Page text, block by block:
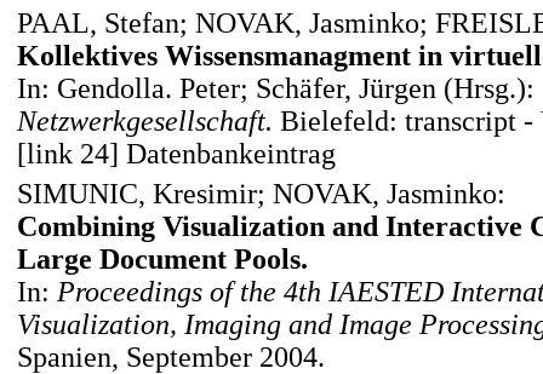
PAAL, Stefan; NOVAK, Jasminko;
Kollektives Wissensmanagment in
In: Gendolla. Peter; Schäfer, Jürgen (Hrsg.):
Netzwerkgesellschaft. Bielefeld: transcript -
[link 24] Datenbankeintrag
SIMUNIC, Kresimir; NOVAK, Jasminko:
Combining Visualization and Interactive
Large Document Pools.
In: Proceedings of the 4th IAESTED
Visualization, Imaging and Image
Spanien, September 2004.